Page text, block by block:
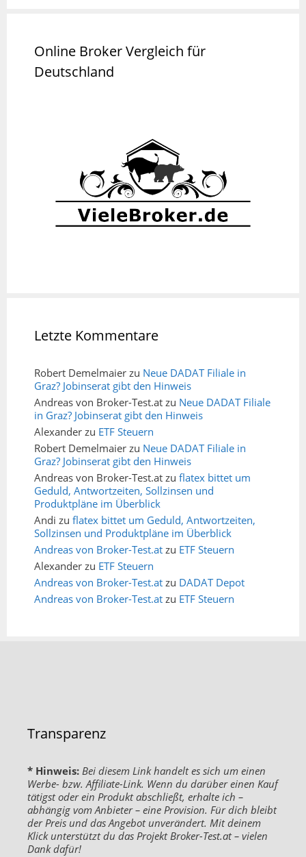
Online Broker Vergleich für
Deutschland
Letzte Kommentare
Robert Demelmaier zu Neue DADAT Filiale in
Graz? Jobinserat gibt den Hinweis
Andreas von Broker-Test.at zu Neue DADAT Filiale
in Graz? Jobinserat gibt den Hinweis
Alexander zu ETF Steuern
Robert Demelmaier zu Neue DADAT Filiale in
Graz? Jobinserat gibt den Hinweis
Andreas von Broker-Test.at zu flatex bittet um
Geduld, Antwortzeiten, Sollzinsen und
Produktpläne im Überblick
Andi zu flatex bittet um Geduld, Antwortzeiten,
Sollzinsen und Produktpläne im Überblick
Andreas von Broker-Test.at zu ETF Steuern
Alexander zu ETF Steuern
Andreas von Broker-Test.at zu DADAT Depot
Andreas von Broker-Test.at zu ETF Steuern
Transparenz
* Hinweis: Bei diesem Link handelt es sich um einen
Werbe- bzw. Affiliate-Link. Wenn du darüber einen Kauf
tätigst oder ein Produkt abschließt, erhalte ich –
abhängig vom Anbieter – eine Provision. Für dich bleibt
der Preis und das Angebot unverändert. Mit deinem
Klick unterstützt du das Projekt Broker-Test.at – vielen
Dank dafür!